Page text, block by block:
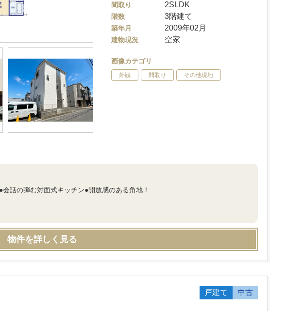
間取り 2SLDK
階数 3階建て
築年月 2009年02月
建物現況 空家
画像カテゴリ
外観 間取り その他現地
話の弾む対面式キッチン●開放感のある角地！
物件を詳しく見る
戸建て 中古